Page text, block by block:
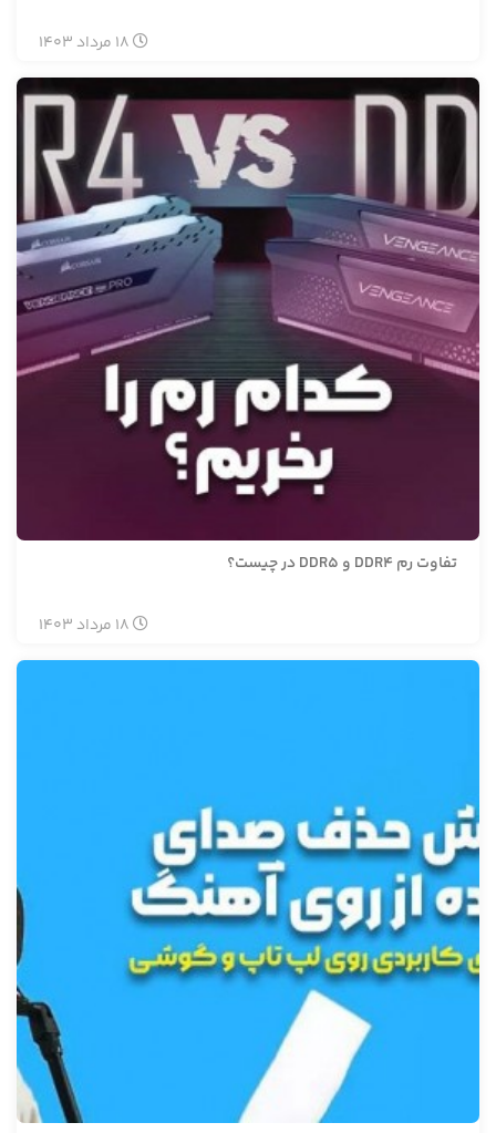
18 مرداد 1403
تفاوت رم DDR4 و DDR5 در چیست؟
18 مرداد 1403